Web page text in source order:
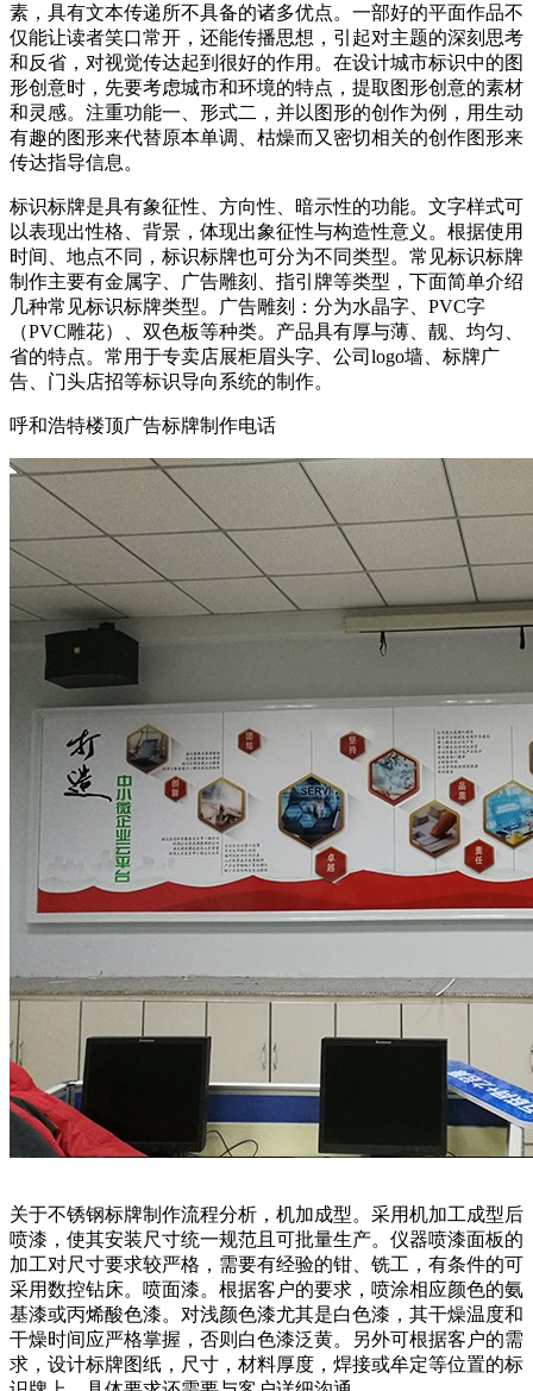
素，具有文本传递所不具备的诸多优点。一部好的平面作品不
仅能让读者笑口常开，还能传播思想，引起对主题的深刻思考
和反省，对视觉传达起到很好的作用。在设计城市标识中的图
形创意时，先要考虑城市和环境的特点，提取图形创意的素材
和灵感。注重功能一、形式二，并以图形的创作为例，用生动
有趣的图形来代替原本单调、枯燥而又密切相关的创作图形来
传达指导信息。
标识标牌是具有象征性、方向性、暗示性的功能。文字样式可
以表现出性格、背景，体现出象征性与构造性意义。根据使用
时间、地点不同，标识标牌也可分为不同类型。常见标识标牌
制作主要有金属字、广告雕刻、指引牌等类型，下面简单介绍
几种常见标识标牌类型。广告雕刻：分为水晶字、PVC字
（PVC雕花）、双色板等种类。产品具有厚与薄、靓、均匀、
省的特点。常用于专卖店展柜眉头字、公司logo墙、标牌广
告、门头店招等标识导向系统的制作。
呼和浩特楼顶广告标牌制作电话
关于不锈钢标牌制作流程分析，机加成型。采用机加工成型后
喷漆，使其安装尺寸统一规范且可批量生产。仪器喷漆面板的
加工对尺寸要求较严格，需要有经验的钳、铣工，有条件的可
采用数控钻床。喷面漆。根据客户的要求，喷涂相应颜色的氨
基漆或丙烯酸色漆。对浅颜色漆尤其是白色漆，其干燥温度和
干燥时间应严格掌握，否则白色漆泛黄。另外可根据客户的需
求，设计标牌图纸，尺寸，材料厚度，焊接或牟定等位置的标